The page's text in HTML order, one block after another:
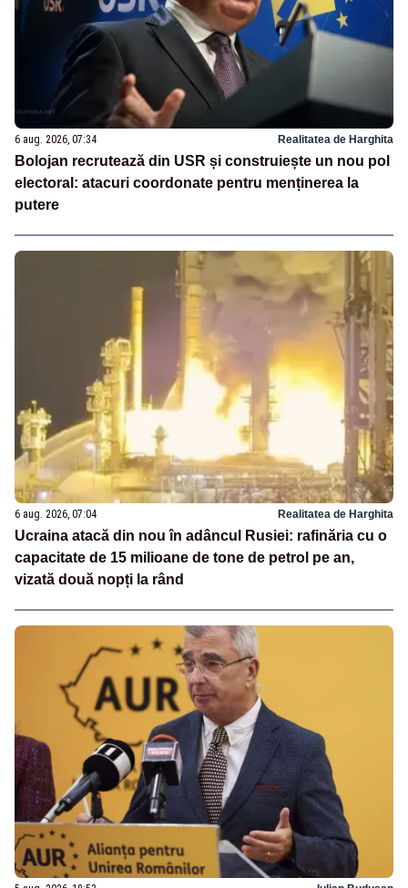
6 aug. 2026, 07:34 Realitatea de Harghita
Bolojan recrutează din USR și construiește un nou pol
electoral: atacuri coordonate pentru menținerea la
putere
6 aug. 2026, 07:04 Realitatea de Harghita
Ucraina atacă din nou în adâncul Rusiei: rafinăria cu o
capacitate de 15 milioane de tone de petrol pe an,
vizată două nopți la rând